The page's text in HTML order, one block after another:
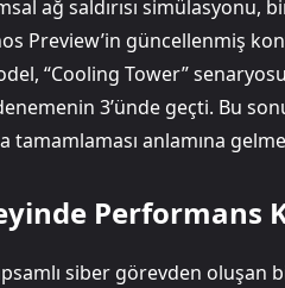
ağ saldırısı simülasyonu,
Preview’in güncellenmiş
“Cooling Tower”
3’ünde geçti. Bu
tamamlaması anlamına
Performans
siber görevden